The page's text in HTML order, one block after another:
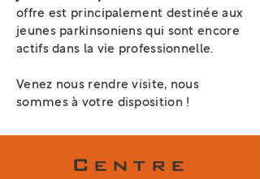
offre est principalement destinée aux
jeunes parkinsoniens qui sont encore
actifs dans la vie professionnelle.
Venez nous rendre visite, nous
sommes à votre disposition !
Centre